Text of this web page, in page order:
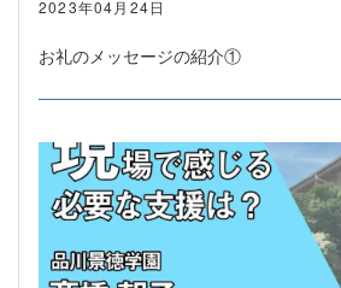
2023年04月24日
お礼のメッセージの紹介①